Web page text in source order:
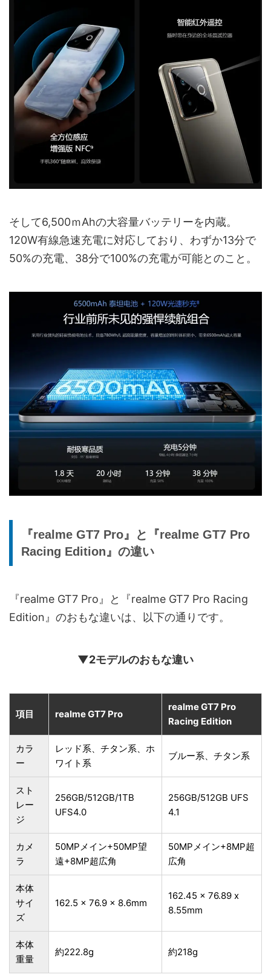
そして6,500ｍAhの大容量バッテリーを内蔵。
120W有線急速充電に対応しており、わずか13分で
50%の充電、38分で100%の充電が可能とのこと。
『realme GT7 Pro』と『realme GT7 Pro
Racing Edition』の違い
『realme GT7 Pro』と『realme GT7 Pro Racing
Edition』のおもな違いは、以下の通りです。
▼2モデルのおもな違い
項目 realme GT7 Pro
realme GT7 Pro
Racing Edition
カラ
ー
レッド系、チタン系、ホ
ワイト系
ブルー系、チタン系
スト
レー
ジ
256GB/512GB/1TB
UFS4.0
256GB/512GB UFS
4.1
カメ
ラ
50MPメイン+50MP望
遠+8MP超広角
50MPメイン+8MP超
広角
本体
サイ
ズ
162.5 x 76.9 x 8.6mm
162.45 x 76.89 x
8.55mm
本体
重量
約222.8g 約218g